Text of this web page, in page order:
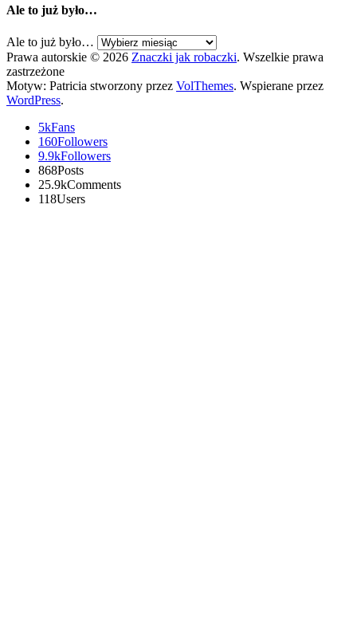
Ale to już było…
Ale to już było…
Prawa autorskie © 2026 Znaczki jak robaczki. Wszelkie prawa
zastrzeżone
Motyw: Patricia stworzony przez VolThemes. Wspierane przez
WordPress.
5kFans
160Followers
9.9kFollowers
868Posts
25.9kComments
118Users